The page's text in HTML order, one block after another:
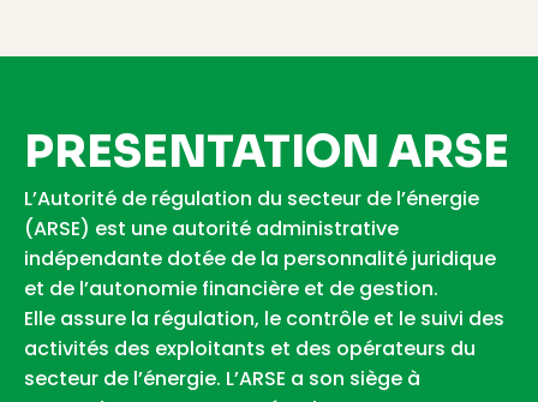
PRESENTATION ARSE
L’Autorité de régulation du secteur de l’énergie
(ARSE) est une autorité administrative
indépendante dotée de la personnalité juridique
et de l’autonomie financière et de gestion.
Elle assure la régulation, le contrôle et le suivi des
activités des exploitants et des opérateurs du
secteur de l’énergie. L’ARSE a son siège à